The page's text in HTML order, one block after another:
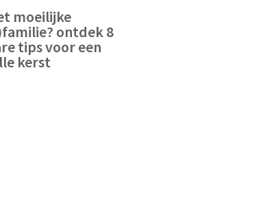
moeilijke
ontdek 8
tips voor een
kerst